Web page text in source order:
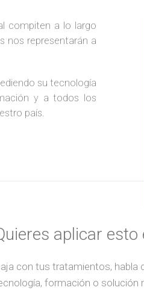
compiten a lo largo
nos representarán a
su tecnología
y a todos los
país.
aplicar esto
con tus tratamientos, habla
formación o solución